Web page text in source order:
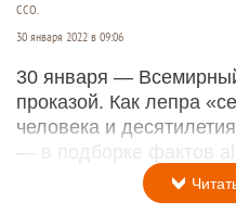
ССО.
30 января 2022 в 09:06
30 января —
проказой. Как лепра
человека и
— в подборке фактов